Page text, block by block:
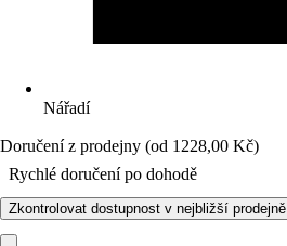
Nářadí
Doručení z prodejny (od 1228,00 Kč)
Rychlé doručení po dohodě
Zkontrolovat dostupnost v nejbližší prodejně